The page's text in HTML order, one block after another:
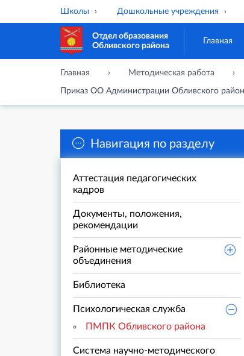
Школы Дошкольные учреждения
Отдел образования
Обливского района
Главная
Главная Методическая работа
Приказ ОО Администрации Обливского
Навигация по разделу
Аттестация педагогических
кадров
Документы, положения,
рекомендации
Районные методические
объединения
Библиотека
Психологическая служба
ПМПК Обливского района
Система научно-методического